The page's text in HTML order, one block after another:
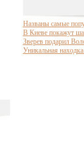
Названы самые
В Киеве покажут
Зверев подарил
Уникальная